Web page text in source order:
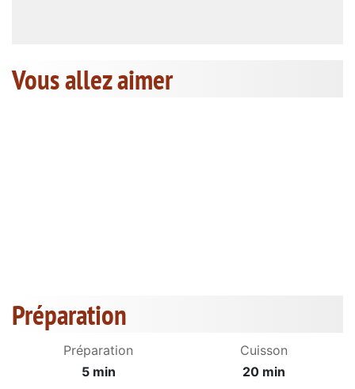
Vous allez aimer
Préparation
Préparation
5 min
Cuisson
20 min